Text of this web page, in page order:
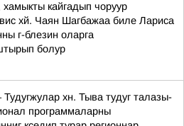
кайгадып чоруур
хй. Чаян Шагбажаа биле Лариса
г-блезин оларга
болур
Тудугжулар хн. Тыва тудуг талазы-
программаларны